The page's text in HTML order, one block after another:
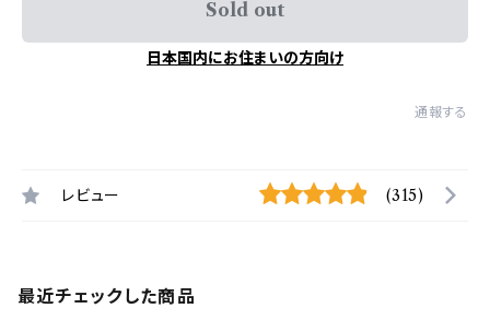
Sold out
日本国内にお住まいの方向け
通報する
レビュー (315)
最近チェックした商品